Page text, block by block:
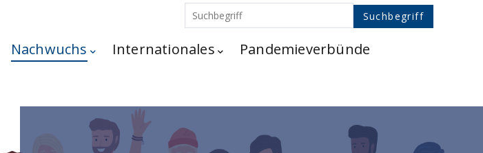
Nachwuchs Internationales Pandemieverbünde